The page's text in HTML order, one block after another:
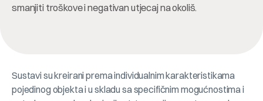
smanjiti troškove i negativan utjecaj na okoliš.
Sustavi su kreirani prema individualnim karakteristikama
pojedinog objekta i u skladu sa specifičnim mogućnostima i